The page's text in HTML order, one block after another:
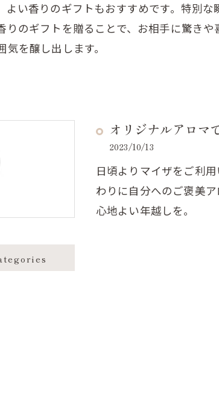
よい香りのギフトもおすすめです。特別
りのギフトを贈ることで、お相手に驚き
を醸し出します。
オリジナルアロマ
2023/10/13
日頃よりマイザをご利
わりに自分へのご褒美
心地よい年越しを。